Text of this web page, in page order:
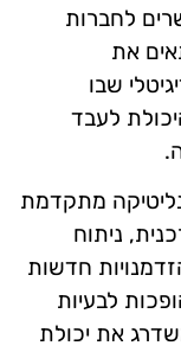
לחברות
את
שבו
לעבד
מתקדמת
ניתוח
חדשות
לבעיות
את יכולת